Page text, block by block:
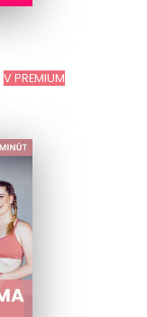
V PREMIUM